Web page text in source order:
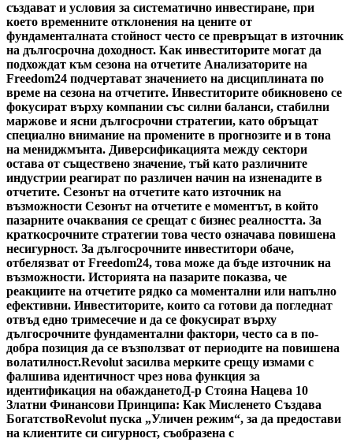
създават и условия за систематично инвестиране, при
което временните отклонения на цените от
фундаменталната стойност често се превръщат в източник
на дългосрочна доходност. Как инвеститорите могат да
подхождат към сезона на отчетите Анализаторите на
Freedom24 подчертават значението на дисциплината по
време на сезона на отчетите. Инвеститорите обикновено се
фокусират върху компании със силни баланси, стабилни
маржове и ясни дългосрочни стратегии, като обръщат
специално внимание на промените в прогнозите и в тона
на мениджмънта. Диверсификацията между сектори
остава от съществено значение, тъй като различните
индустрии реагират по различен начин на изненадите в
отчетите. Сезонът на отчетите като източник на
възможности Сезонът на отчетите е моментът, в който
пазарните очаквания се срещат с бизнес реалността. За
краткосрочните стратегии това често означава повишена
несигурност. За дългосрочните инвеститори обаче,
отбелязват от Freedom24, това може да бъде източник на
възможности. Историята на пазарите показва, че
реакциите на отчетите рядко са моментални или напълно
ефективни. Инвеститорите, които са готови да погледнат
отвъд едно тримесечие и да се фокусират върху
дългосрочните фундаментални фактори, често са в по-
добра позиция да се възползват от периодите на повишена
волатилност.Revolut засилва мерките срещу измами с
фалшива идентичност чрез нова функция за
идентификация на обажданетоД-р Стояна Нацева 10
Златни Финансови Принципа: Как Мисленето Създава
БогатствоRevolut пуска „Уличен режим“, за да предостави
на клиентите си сигурност, съобразена с